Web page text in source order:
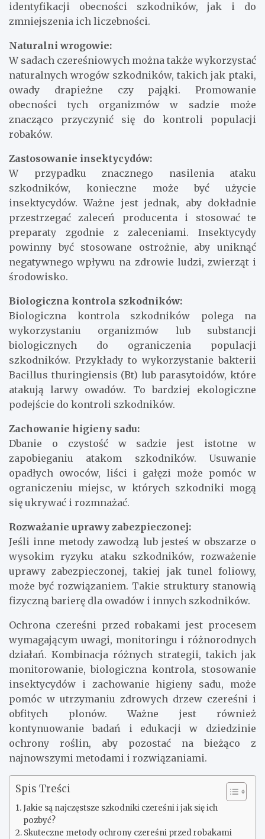
identyfikacji obecności szkodników, jak i do
zmniejszenia ich liczebności.
Naturalni wrogowie:
W sadach czereśniowych można także wykorzystać
naturalnych wrogów szkodników, takich jak ptaki,
owady drapieżne czy pająki. Promowanie
obecności tych organizmów w sadzie może
znacząco przyczynić się do kontroli populacji
robaków.
Zastosowanie insektycydów:
W przypadku znacznego nasilenia ataku
szkodników, konieczne może być użycie
insektycydów. Ważne jest jednak, aby dokładnie
przestrzegać zaleceń producenta i stosować te
preparaty zgodnie z zaleceniami. Insektycydy
powinny być stosowane ostrożnie, aby uniknąć
negatywnego wpływu na zdrowie ludzi, zwierząt i
środowisko.
Biologiczna kontrola szkodników:
Biologiczna kontrola szkodników polega na
wykorzystaniu organizmów lub substancji
biologicznych do ograniczenia populacji
szkodników. Przykłady to wykorzystanie bakterii
Bacillus thuringiensis (Bt) lub parasytoidów, które
atakują larwy owadów. To bardziej ekologiczne
podejście do kontroli szkodników.
Zachowanie higieny sadu:
Dbanie o czystość w sadzie jest istotne w
zapobieganiu atakom szkodników. Usuwanie
opadłych owoców, liści i gałęzi może pomóc w
ograniczeniu miejsc, w których szkodniki mogą
się ukrywać i rozmnażać.
Rozważanie uprawy zabezpieczonej:
Jeśli inne metody zawodzą lub jesteś w obszarze o
wysokim ryzyku ataku szkodników, rozważenie
uprawy zabezpieczonej, takiej jak tunel foliowy,
może być rozwiązaniem. Takie struktury stanowią
fizyczną barierę dla owadów i innych szkodników.
Ochrona czereśni przed robakami jest procesem
wymagającym uwagi, monitoringu i różnorodnych
działań. Kombinacja różnych strategii, takich jak
monitorowanie, biologiczna kontrola, stosowanie
insektycydów i zachowanie higieny sadu, może
pomóc w utrzymaniu zdrowych drzew czereśni i
obfitych plonów. Ważne jest również
kontynuowanie badań i edukacji w dziedzinie
ochrony roślin, aby pozostać na bieżąco z
najnowszymi metodami i rozwiązaniami.
Spis Treści
Jakie są najczęstsze szkodniki czereśni i jak się ich
pozbyć?
Skuteczne metody ochrony czereśni przed robakami